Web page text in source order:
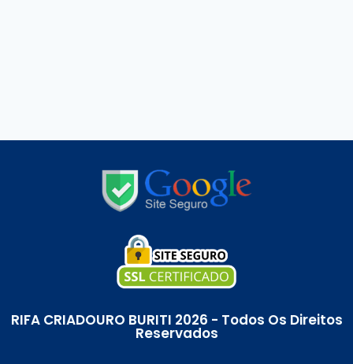
RIFA CRIADOURO BURITI 2026 - Todos Os Direitos
Reservados